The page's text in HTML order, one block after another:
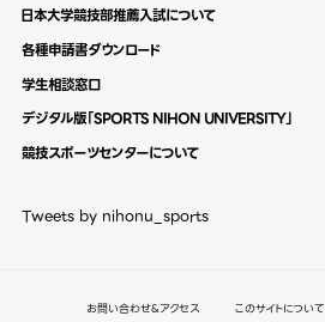
日本大学競技部推薦入試について
各種申請書ダウンロード
学生相談窓口
デジタル版「SPORTS NIHON UNIVERSITY」
競技スポーツセンターについて
Tweets by nihonu_sports
お問い合わせ&アクセス このサイトについて